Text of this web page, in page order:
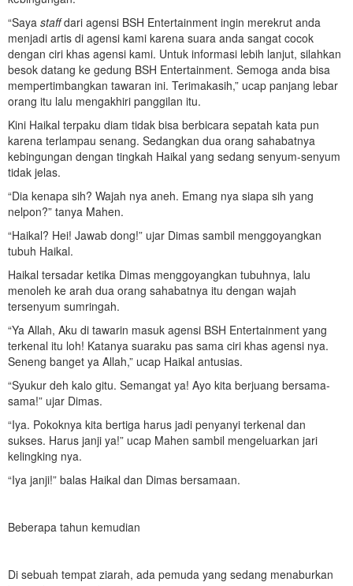
“Saya staffdari agensi BSH Entertainment ingin merekrut anda
menjadi artis di agensi kami karena suara anda sangat cocok
dengan ciri khas agensi kami. Untuk informasi lebih lanjut, silahkan
besok datang ke gedung BSH Entertainment. Semoga anda bisa
mempertimbangkan tawaran ini. Terimakasih,” ucap panjang lebar
orang itu lalu mengakhiri panggilan itu.
Kini Haikal terpaku diam tidak bisa berbicara sepatah kata pun
karena terlampau senang. Sedangkan dua orang sahabatnya
kebingungan dengan tingkah Haikal yang sedang senyum-senyum
tidak jelas.
“Dia kenapa sih? Wajah nya aneh. Emang nya siapa sih yang
nelpon?” tanya Mahen.
“Haikal? Hei! Jawab dong!” ujar Dimas sambil menggoyangkan
tubuh Haikal.
Haikal tersadar ketika Dimas menggoyangkan tubuhnya, lalu
menoleh ke arah dua orang sahabatnya itu dengan wajah
tersenyum sumringah.
“Ya Allah, Aku di tawarin masuk agensi BSH Entertainment yang
terkenal itu loh! Katanya suaraku pas sama ciri khas agensi nya.
Seneng banget ya Allah,” ucap Haikal antusias.
“Syukur deh kalo gitu. Semangat ya! Ayo kita berjuang bersama-
sama!” ujar Dimas.
“Iya. Pokoknya kita bertiga harus jadi penyanyi terkenal dan
sukses. Harus janji ya!” ucap Mahen sambil mengeluarkan jari
kelingking nya.
“Iya janji!” balas Haikal dan Dimas bersamaan.
Beberapa tahun kemudian
Di sebuah tempat ziarah, ada pemuda yang sedang menaburkan